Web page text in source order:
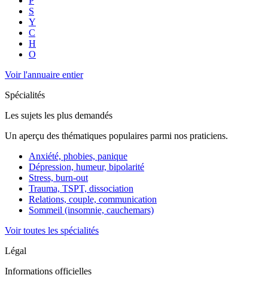
S
Y
C
H
O
Voir l'annuaire entier
Spécialités
Les sujets les plus demandés
Un aperçu des thématiques populaires parmi nos praticiens.
Anxiété, phobies, panique
Dépression, humeur, bipolarité
Stress, burn-out
Trauma, TSPT, dissociation
Relations, couple, communication
Sommeil (insomnie, cauchemars)
Voir toutes les spécialités
Légal
Informations officielles